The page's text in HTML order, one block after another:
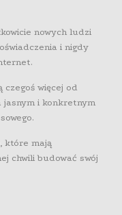
nowych ludzi
i nigdy
czegoś więcej od
jasnym i konkretnym
które mają
chwili budować swój